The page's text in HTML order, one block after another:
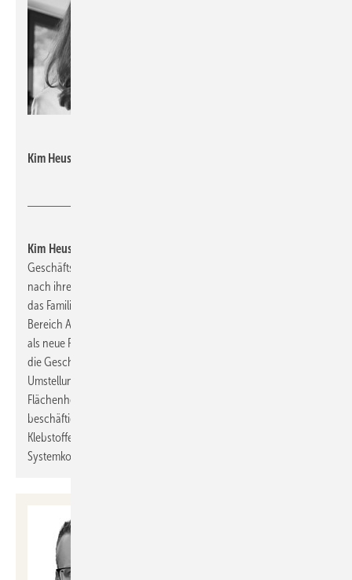
Kim Heuser
Kim Heuser
Geschäftsführung von
nach ihrem Studium im Bereich Ökonomie und Management in
das Familienunternehmen ein. Sie ist seit vielen Jahren im
Bereich Administration und Kommunikation tätig. Nun bringt sie
als neue Prokuristin neben Wilfried Lammering ihr Know-how in
die Geschäftsführung ein. Neben dem Wachstum steht die
Umstellung auf eine durchgehend nachhaltige Produktion im
Flächenheizungssektor auf Heusers Agenda. Ihr aktuelles Projekt
beschäftigt sich mit dem Verzicht von umweltbelastenden
Klebstoffen und der ressourcenreinen Trennbarkeit einzelner
Systemkomponenten.